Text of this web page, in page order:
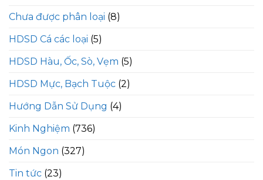
Chưa được phân loại (8)
HDSD Cá các loại (5)
HDSD Hàu, Ốc, Sò, Vẹm (5)
HDSD Mực, Bạch Tuộc (2)
Hướng Dẫn Sử Dụng (4)
Kinh Nghiệm (736)
Món Ngon (327)
Tin tức (23)